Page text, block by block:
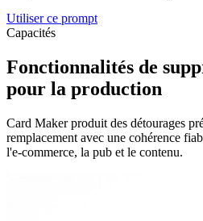
Utiliser ce prompt
Capacités
Fonctionnalités de
pour la production
Card Maker produit des détourages
remplacement avec une cohérence
l'e-commerce, la pub et le contenu.